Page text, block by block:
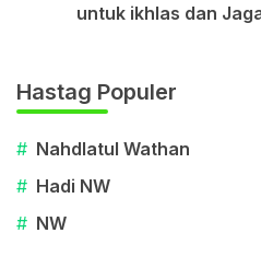
untuk ikhlas dan
Hastag Populer
# Nahdlatul Wathan
# Hadi NW
# NW